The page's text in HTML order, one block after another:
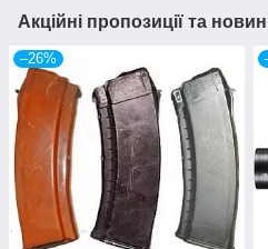
Акційні пропозиції та
–26%